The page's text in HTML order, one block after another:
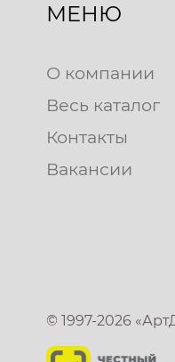
МЕНЮ
О компании
Весь каталог
Контакты
Вакансии
© 1997-2026